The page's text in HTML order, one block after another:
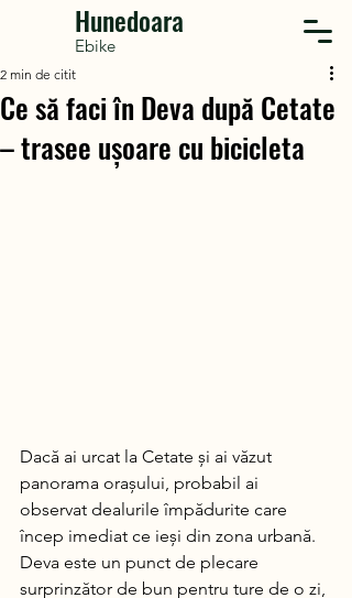
Hunedoara
Ebike
Ce să faci în Deva după Cetate
– trasee ușoare cu bicicleta
2 min de citit
Dacă ai urcat la Cetate și ai văzut
panorama orașului, probabil ai
observat dealurile împădurite care
încep imediat ce ieși din zona urbană.
Deva este un punct de plecare
surprinzător de bun pentru ture de o zi,